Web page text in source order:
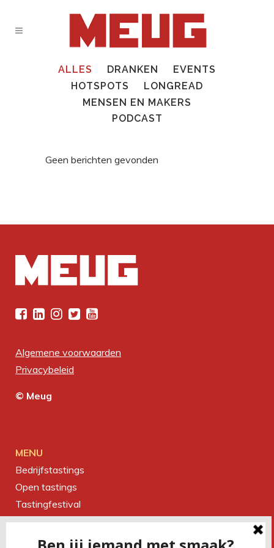
ALLES DRANKEN
EVENTS
HOTSPOTS
LONGREAD
MENSEN EN MAKERS
PODCAST
Geen berichten gevonden
Algemene voorwaarden
Privacybeleid
© Meug
MENU
Bedrijfstastings
Open tastings
Tastingfestival
Magazine
Over ons